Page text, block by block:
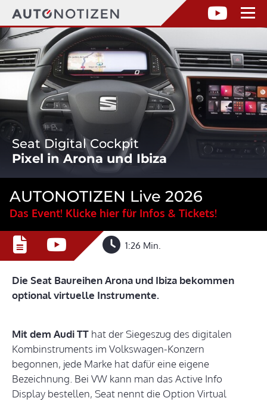
Seat Digital Cockpit
Pixel in Arona und Ibiza
AUTONOTIZEN Live 2026
Das Event! Klicke hier für Infos & Tickets!
1:26 Min.
Die Seat Baureihen Arona und Ibiza bekommen
optional virtuelle Instrumente.
Mit dem Audi TT hat der Siegeszug des digitalen
Kombinstruments im Volkswagen-Konzern
begonnen, jede Marke hat dafür eine eigene
Bezeichnung. Bei VW kann man das Active Info
Display bestellen, Seat nennt die Option Virtual